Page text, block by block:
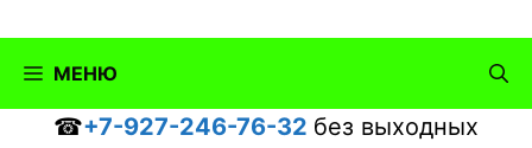
МЕНЮ
☎+7-927-246-76-32 без выходных